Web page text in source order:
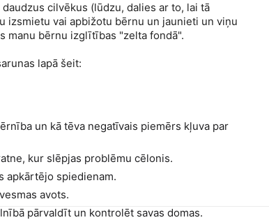
cilvēkus (lūdzu, dalies ar to, lai tā
izsmietu vai apbižotu bērnu un jaunieti un viņu
manu bērnu izglītības "zelta fondā".
lapā šeit:
un kā tēva negatīvais piemērs kļuva par
kur slēpjas problēmu cēlonis.
apkārtējo spiedienam.
avots.
pārvaldīt un kontrolēt savas domas.